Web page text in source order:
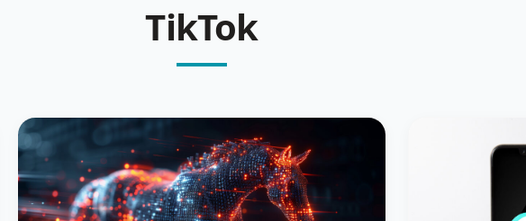
TikTok